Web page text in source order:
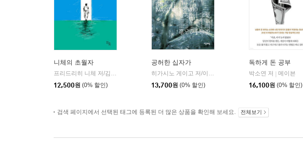
니체의 초월자
프리드리히 니체 저/김철 편역
12,500원 (0% 할인)
공허한 십자가
히가시노 게이고 저/이선희 역
자음과모음
13,700원 (0% 할인)
독하게 돈 공부
박소연 저
메이븐
16,100원 (0% 할인)
검색 페이지에서 선택된 태그에 등록된 더 많은 상품을 확인해 보세요. 전체보기